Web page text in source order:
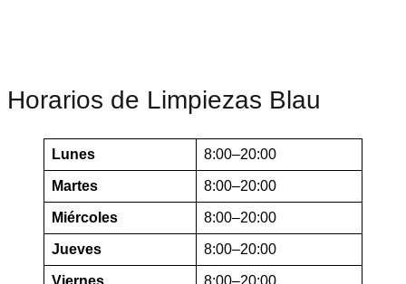
Horarios de Limpiezas Blau
Lunes 8:00–20:00
Martes 8:00–20:00
Miércoles 8:00–20:00
Jueves 8:00–20:00
Viernes 8:00–20:00